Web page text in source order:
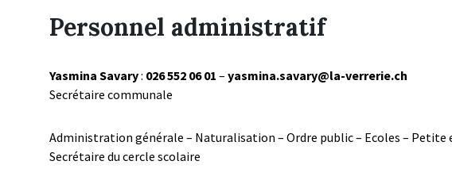
Personnel administratif
Yasmina Savary: 026 552 06 01 – yasmina.savary@la-verrerie.ch
Secrétaire communale
Administration générale – Naturalisation – Ordre public – Ecoles – Petite
Secrétaire du cercle scolaire